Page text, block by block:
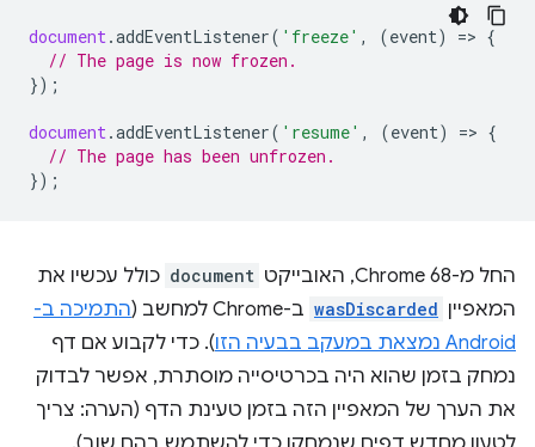
document .addEventListener( 'freeze' , (event) => {
// The page is now frozen.
});
document .addEventListener( 'resume' , (event) => {
// The page has been unfrozen.
});
החל מ-Chrome 68, האובייקט document כולל עכשיו את
המאפיין wasDiscarded ב-Chrome למחשב (
התמיכה ב-
Android נמצאת במעקב בבעיה הזו
). כדי לקבוע אם דף
נמחק בזמן שהוא היה בכרטיסייה מוסתרת, אפשר לבדוק
את הערך של המאפיין הזה בזמן טעינת הדף (הערה: צריך